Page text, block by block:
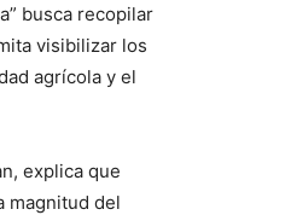
busca recopilar
visibilizar los
agrícola y el
explica que
magnitud del